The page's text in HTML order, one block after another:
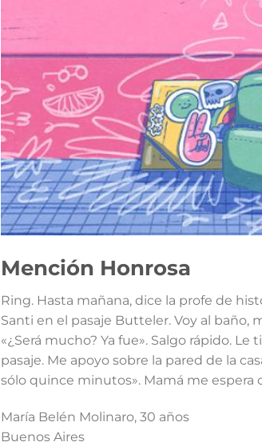
Mención Honrosa
Ring. Hasta mañana, dice la profe de
Santi en el pasaje Butteler. Voy al baño,
«¿Será mucho? Ya fue». Salgo rápido.
pasaje. Me apoyo sobre la pared de la
sólo quince minutos». Mamá me
María Belén Molinaro, 30 años
Buenos Aires